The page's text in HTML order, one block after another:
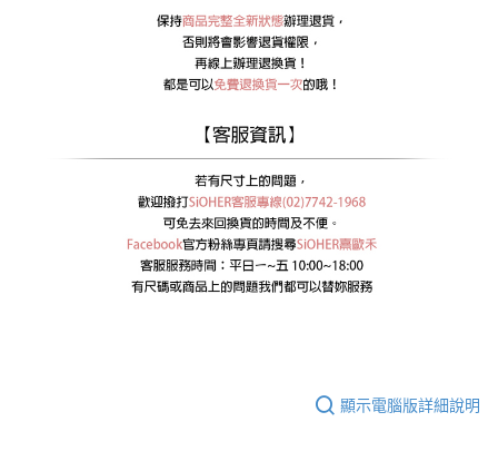
顯示電腦版詳細說明